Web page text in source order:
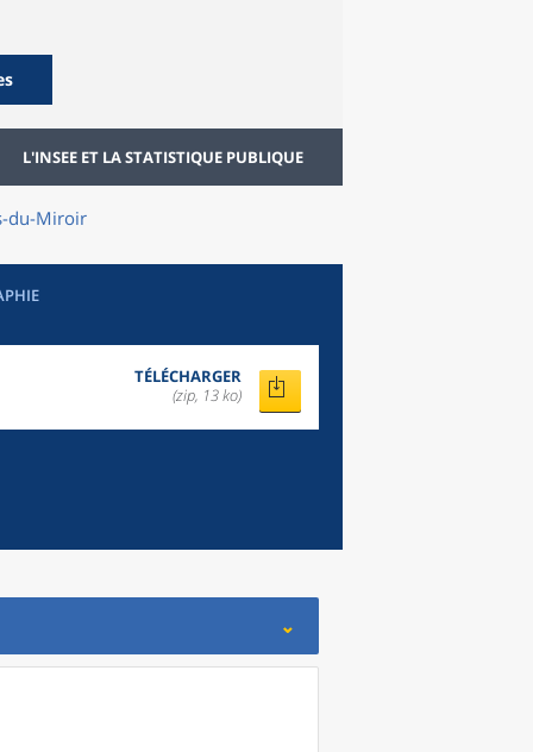
L'INSEE ET LA STATISTIQUE PUBLIQUE
du-Miroir
TÉLÉCHARGER
(zip, 13 ko)